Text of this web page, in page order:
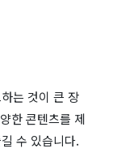
는 것이 큰 장
한 콘텐츠를 제
수 있습니다​​.